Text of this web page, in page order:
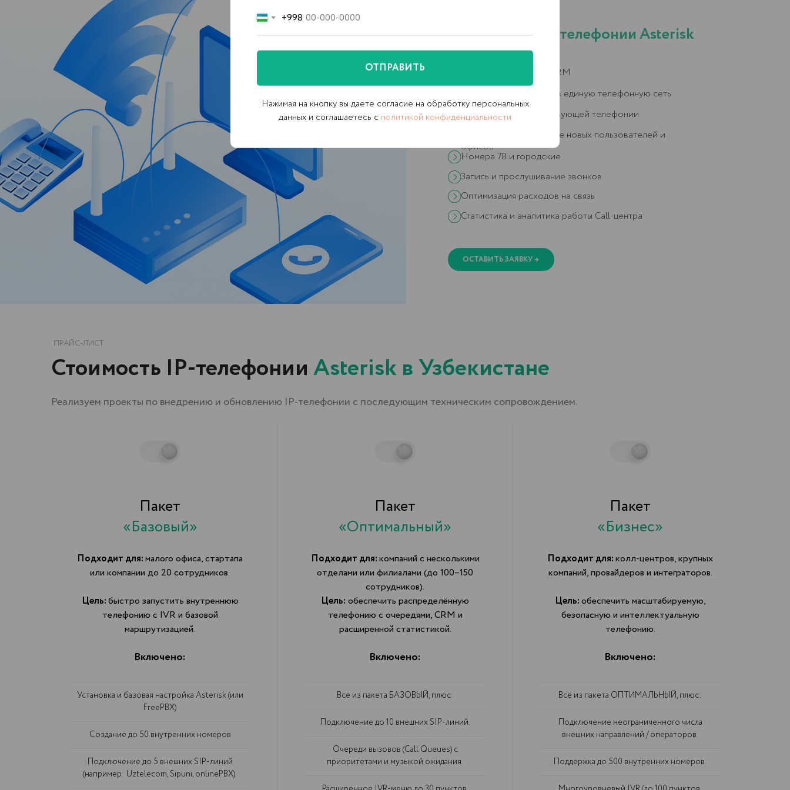
Оптимизация расходов на связь
Статистика и аналитика работы Call-центра
Стоимость IP-телефонииAsterisk в Узбекистане
ПРАЙС-ЛИСТ
Реализуем проекты по внедрению и обновлению IP-телефонии с последующим техническим сопровождением.
Пакет
«Базовый»
Подходит для:малого офиса, стартапа
или компании до 20 сотрудников.
Цель:быстро запустить внутреннюю
телефонию с IVR и базовой
маршрутизацией.
Включено:
Установка и базовая настройка Asterisk (или
FreePBX)
Создание до 50 внутренних номеров
Подключение до 5 внешних SIP-линий
(например: Uztelecom, Sipuni, onlinePBX).
Пакет
«Оптимальный»
Подходит для:компаний с несколькими
отделами или филиалами (до 100–150
сотрудников).
Цель: обеспечить распределённую
телефонию с очередями, CRM и
расширенной статистикой.
Включено:
Всё из пакета БАЗОВЫЙ, плюс:
Подключение до 10 внешних SIP-линий.
Очереди вызовов (Call Queues) с
приоритетами и музыкой ожидания.
Пакет
«Бизнес»
Подходит для:колл-центров, крупных
компаний, провайдеров и интеграторов.
Цель:обеспечить масштабируемую,
безопасную и интеллектуальную
телефонию.
Включено:
Всё из пакета ОПТИМАЛЬНЫЙ, плюс:
Подключение неограниченного числа
внешних направлений / операторов.
Поддержка до 500 внутренних номеров.
+998
ОТПРАВИТЬ
Нажимая на кнопку вы даете согласие на обработку персональных
данных и соглашаетесь c политикой конфиденциальности